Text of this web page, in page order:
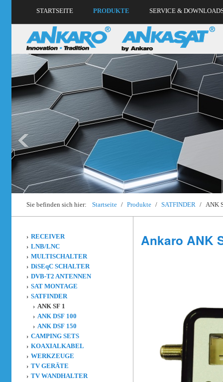
STARTSEITE PRODUKTE SERVICE &
Sie befinden sich hier: Startseite / Produkte / SATFINDER / ANK
RECEIVER
LNB/LNC
MULTISCHALTER
DiSEqC SCHALTER
DVB-T2 ANTENNEN
SAT MONTAGE
SATFINDER
ANK SF 1
ANK DSF 100
ANK DSF 150
CAMPING SETS
KOAXIALKABEL
WERKZEUGE
TV GERÄTE
TV WANDHALTER
Ankaro ANK